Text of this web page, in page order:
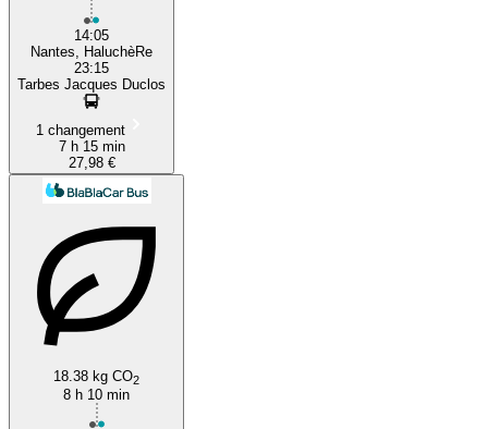
14:05
Nantes, HaluchèRe
23:15
Tarbes Jacques Duclos
1 changement
7 h 15 min
27,98 €
18.38 kg CO2
8 h 10 min